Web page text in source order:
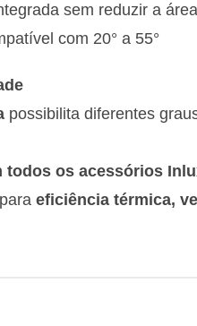
sem reduzir a
com 20° a 55°
possibilita diferentes
todos os acessórios
eficiência térmica,